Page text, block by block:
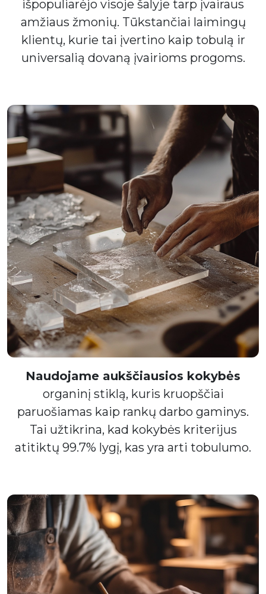
išpopuliarėjo visoje šalyje tarp įvairaus
amžiaus žmonių. Tūkstančiai laimingų
klientų, kurie tai įvertino kaip tobulą ir
universalią dovaną įvairioms progoms.
Naudojame aukščiausios kokybės
organinį stiklą, kuris kruopščiai
paruošiamas kaip rankų darbo gaminys.
Tai užtikrina, kad kokybės kriterijus
atitiktų 99.7% lygį, kas yra arti tobulumo.